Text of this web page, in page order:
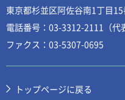
東京都杉並区阿佐谷南1丁目
電話番号：03-3312-2111（代
ファクス：03-5307-0695
トップページに戻る